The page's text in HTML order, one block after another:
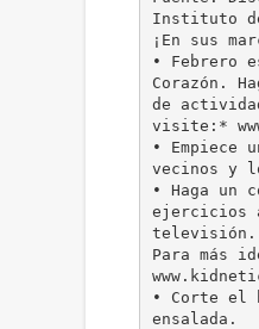
Instituto
¡En sus
• Febrero
Corazón.
de
visite:*
•
vecinos y
• Haga un
ejercicios
televisión.
Para más
• Corte el
ensalada.